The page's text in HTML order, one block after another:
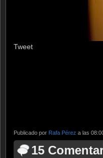
Tweet
Publicado por Rafa Pérez a las
15